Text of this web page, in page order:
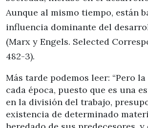
Aunque al mismo tiempo, están
influencia dominante del
(Marx y Engels. Selected
482-3).
Más tarde podemos leer: “Pero
cada época, puesto que es una
en la división del trabajo,
existencia de determinado